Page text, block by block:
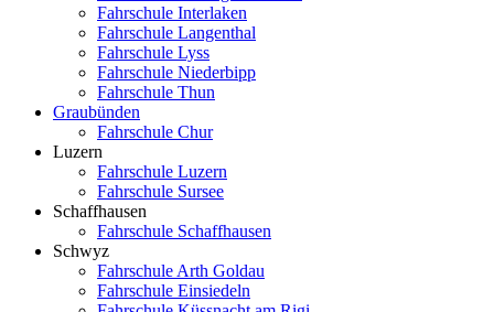
Fahrschule Interlaken
Fahrschule Langenthal
Fahrschule Lyss
Fahrschule Niederbipp
Fahrschule Thun
Graubünden
Fahrschule Chur
Luzern
Fahrschule Luzern
Fahrschule Sursee
Schaffhausen
Fahrschule Schaffhausen
Schwyz
Fahrschule Arth Goldau
Fahrschule Einsiedeln